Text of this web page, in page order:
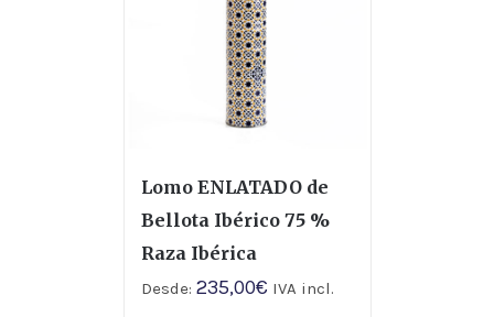
Lomo ENLATADO de
Bellota Ibérico 75 %
Raza Ibérica
Desde: 235,00€ IVA incl.